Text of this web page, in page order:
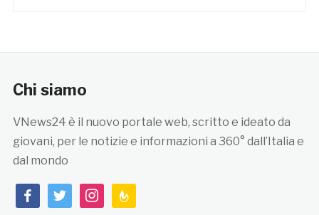
Chi siamo
VNews24 è il nuovo portale web, scritto e ideato da
giovani, per le notizie e informazioni a 360° dall’Italia e
dal mondo
facebooktwitterinstagramfeedburner